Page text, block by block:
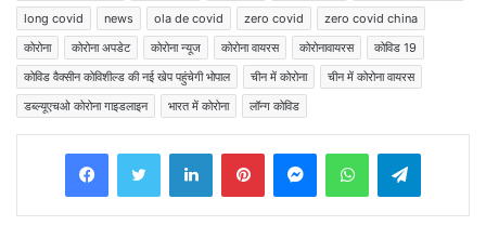
long covid
news ola de covid zero covid
zero covid china
कोरोना
कोरोना अपडेट कोरोना न्यूज कोरोना वायरस कोरोनावायरस
कोविड 19
कोविड वैक्सीन कोविशील्ड की नई खेप पहुंचेगी भोपाल
चीन में कोरोना
चीन में कोरोना वायरस
डब्ल्यूएचओ कोरोना गाइडलाइन
भारत में कोरोना लॉन्ग कोविड